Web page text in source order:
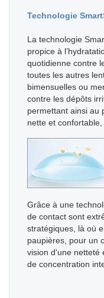
Technologie
La technologie
propice à
quotidienne contre
toutes les autres
bimensuelles ou
contre les dépôts
permettant ainsi au
nette et
Grâce à une
de contact sont
stratégiques, là où
paupières, pour un
vision d'une netteté
de concentration